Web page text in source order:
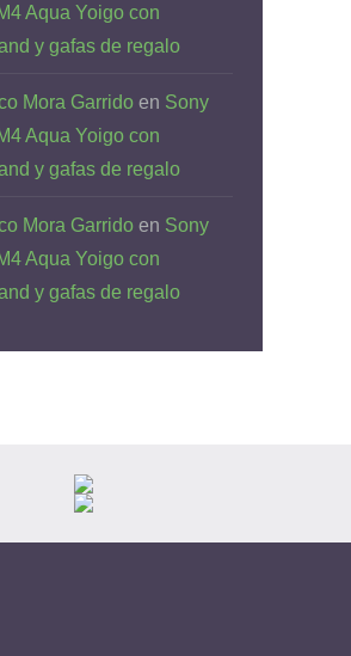
Aqua Yoigo con
y gafas de regalo
Mora Garrido en Sony
Aqua Yoigo con
y gafas de regalo
Mora Garrido en Sony
Aqua Yoigo con
y gafas de regalo